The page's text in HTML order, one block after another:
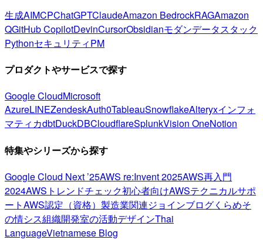
生成AIMCPChatGPTClaudeAmazon BedrockRAGAmazon
QGitHub CopilotDevinCursorObsidianモダンデータスタック
PythonセキュリティPM
プロダクトやサービスで探す
Google CloudMicrosoft
AzureLINEZendeskAuth0TableauSnowflakeAlteryxインフォ
マティカdbtDuckDBCloudflareSplunkVision OneNotion
特集やシリーズから探す
Google Cloud Next ’25AWS re:Invent 2025AWS再入門
2024AWSトレンドチェック初心者向けAWSテクニカルサポ
ートAWS認定（資格） 製造業関連ジョインブログくらめそ
の情シス組織開発室の活動デザインThai
LanguageVietnamese Blog